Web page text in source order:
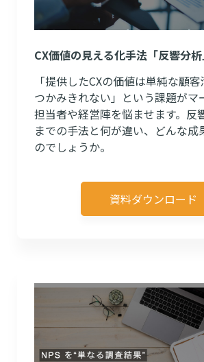
CX価値の見える化手法「反響分析
「提供したCXの価値は単純な顧
つかみきれない」という課題がマ
担当者や経営陣を悩ませます。反
までの手法と何が違い、どんな成
のでしょうか。
資料ダウンロード